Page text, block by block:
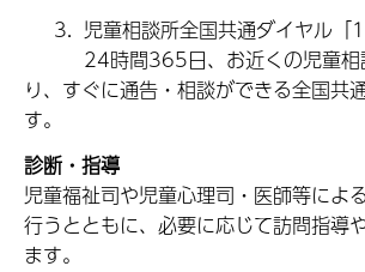
3. 児童相談所全国共通ダイヤル「
24時間365日、お近くの児童相
り、すぐに通告・相談ができる全国共
す。
診断・指導
児童福祉司や児童心理司・医師等によ
行うとともに、必要に応じて訪問指導
ます。